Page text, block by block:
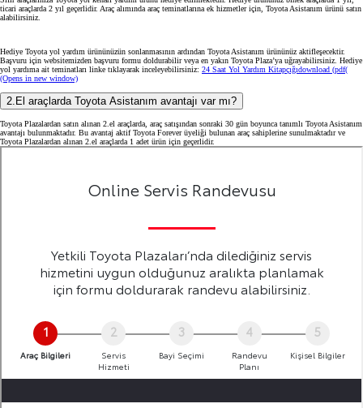
ticari araçlarda 2 yıl geçerlidir. Araç alımında araç teminatlarına ek hizmetler için, Toyota Asistanım ürünü satın
alabilirsiniz.
Hediye Toyota yol yardım ürününüzün sonlanmasının ardından Toyota Asistanım ürününüz aktifleşecektir.
Başvuru için websitemizden başvuru formu doldurabilir veya en yakın Toyota Plaza’ya uğrayabilirsiniz. Hediye
yol yardıma ait teminatları linke tıklayarak inceleyebilirsiniz: 24 Saat Yol Yardım Kitapçığıdownload (pdf(
(Opens in new window)
2.El araçlarda Toyota Asistanım avantajı var mı?
Toyota Plazalardan satın alınan 2.el araçlarda, araç satışından sonraki 30 gün boyunca tanımlı Toyota Asistanım
avantajı bulunmaktadır. Bu avantaj aktif Toyota Forever üyeliği bulunan araç sahiplerine sunulmaktadır ve
Toyota Plazalardan alınan 2.el araçlarda 1 adet ürün için geçerlidir.